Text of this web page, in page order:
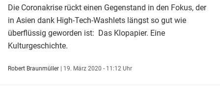
Die Coronakrise rückt einen Gegenstand in den Fokus, der
in Asien dank High-Tech-Washlets längst so gut wie
überflüssig geworden ist: Das Klopapier. Eine
Kulturgeschichte.
Robert Braunmüller | 19. März 2020 - 11:12 Uhr